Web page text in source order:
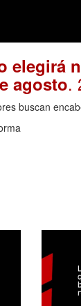
elegirá
agosto.
buscan